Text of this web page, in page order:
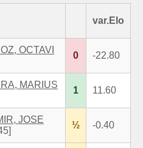
var.Elo
OCTAVI
0 -22.80
MARIUS
1 11.60
JOSE
½ -0.40